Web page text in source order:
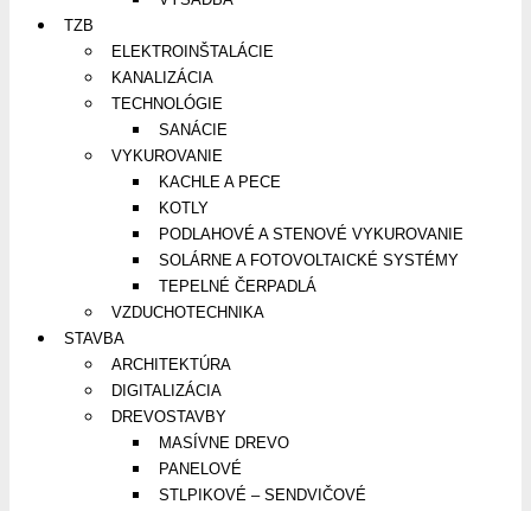
TZB
ELEKTROINŠTALÁCIE
KANALIZÁCIA
TECHNOLÓGIE
SANÁCIE
VYKUROVANIE
KACHLE A PECE
KOTLY
PODLAHOVÉ A STENOVÉ VYKUROVANIE
SOLÁRNE A FOTOVOLTAICKÉ SYSTÉMY
TEPELNÉ ČERPADLÁ
VZDUCHOTECHNIKA
STAVBA
ARCHITEKTÚRA
DIGITALIZÁCIA
DREVOSTAVBY
MASÍVNE DREVO
PANELOVÉ
STLPIKOVÉ – SENDVIČOVÉ